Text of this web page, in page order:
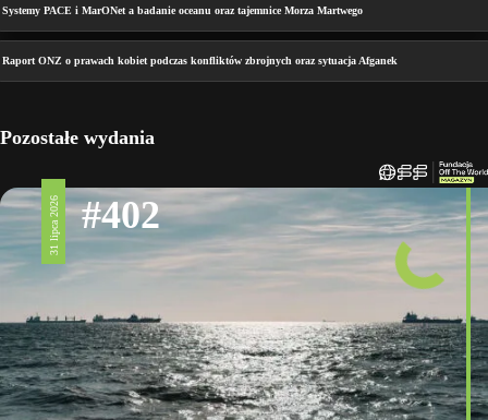
Systemy PACE i MarONet a badanie oceanu oraz tajemnice Morza Martwego
Raport ONZ o prawach kobiet podczas konfliktów zbrojnych oraz sytuacja Afganek
Pozostałe wydania
31 lipca 2026 #402